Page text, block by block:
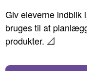
Giv eleverne indblik
bruges til at
produkter. 📐